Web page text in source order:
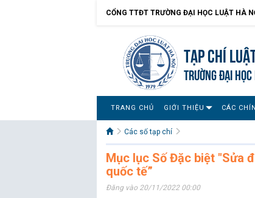
CỔNG TTĐT TRƯỜNG ĐẠI HỌC LUẬT HÀ
Tạp chí
TRƯỜNG ĐẠI
TRANG CHỦ GIỚI THIỆU CÁC
Các số tạp chí
Mục lục Số Đặc biệt "Sửa
quốc tế”
Đăng vào 20/11/2022 00:00